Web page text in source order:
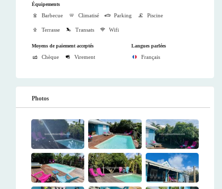
Équipements
Barbecue Climatisé Parking Piscine
Terrasse Transats Wifi
Moyens de paiement acceptés
Chèque Virement
Langues parlées
Français
Photos